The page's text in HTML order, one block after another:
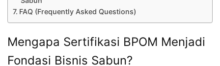
FAQ (Frequently Asked Questions)
Mengapa Sertifikasi BPOM Menjadi
Fondasi Bisnis Sabun?